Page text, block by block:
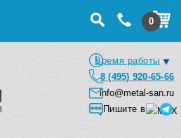
0
Время работы
8 (495) 920-65-66
info@metal-san.ru
Пишите в